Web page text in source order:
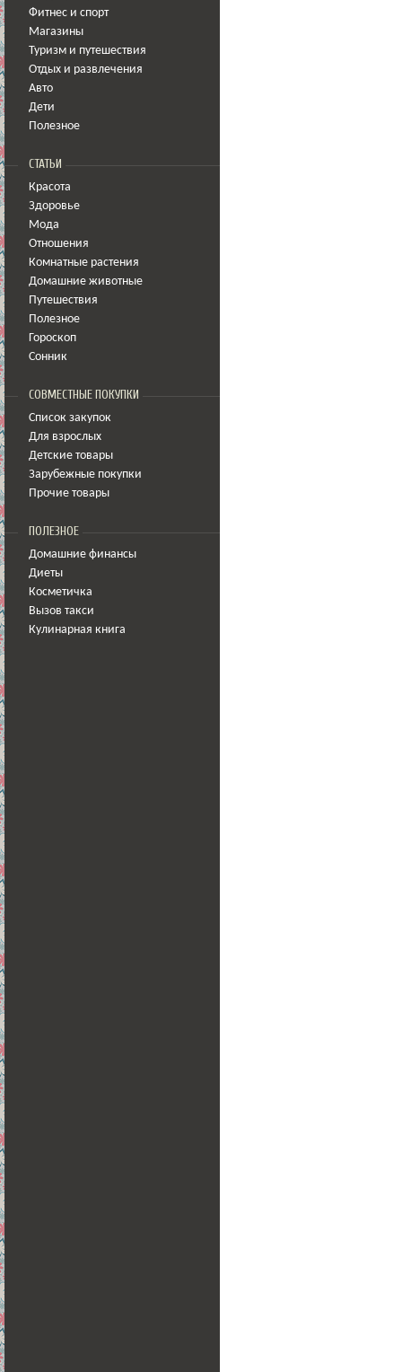
Фитнес и спорт
Магазины
Туризм и путешествия
Отдых и развлечения
Авто
Дети
Полезное
СТАТЬИ
Красота
Здоровье
Мода
Отношения
Комнатные растения
Домашние животные
Путешествия
Полезное
Гороскоп
Сонник
СОВМЕСТНЫЕ ПОКУПКИ
Список закупок
Для взрослых
Детские товары
Зарубежные покупки
Прочие товары
ПОЛЕЗНОЕ
Домашние финансы
Диеты
Косметичка
Вызов такси
Кулинарная книга